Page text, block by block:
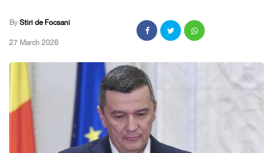
By Stiri de Focsani
,27 March 2026